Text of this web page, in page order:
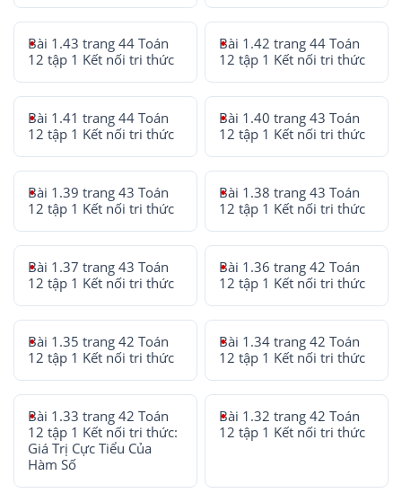
Bài 1.43 trang 44 Toán
12 tập 1 Kết nối tri thức
Bài 1.42 trang 44 Toán
12 tập 1 Kết nối tri thức
Bài 1.41 trang 44 Toán
12 tập 1 Kết nối tri thức
Bài 1.40 trang 43 Toán
12 tập 1 Kết nối tri thức
Bài 1.39 trang 43 Toán
12 tập 1 Kết nối tri thức
Bài 1.38 trang 43 Toán
12 tập 1 Kết nối tri thức
Bài 1.37 trang 43 Toán
12 tập 1 Kết nối tri thức
Bài 1.36 trang 42 Toán
12 tập 1 Kết nối tri thức
Bài 1.35 trang 42 Toán
12 tập 1 Kết nối tri thức
Bài 1.34 trang 42 Toán
12 tập 1 Kết nối tri thức
Bài 1.33 trang 42 Toán
12 tập 1 Kết nối tri thức:
Giá Trị Cực Tiểu Của
Hàm Số
Bài 1.32 trang 42 Toán
12 tập 1 Kết nối tri thức